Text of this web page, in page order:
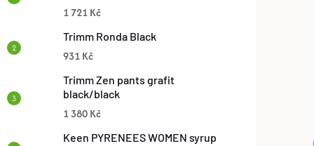
1 721 Kč
Trimm Ronda Black
931 Kč
Trimm Zen pants grafit
black/black
1 380 Kč
Keen PYRENEES WOMEN syrup